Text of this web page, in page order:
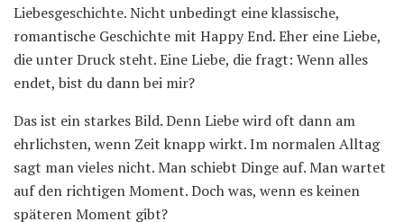
Liebesgeschichte. Nicht unbedingt eine klassische,
romantische Geschichte mit Happy End. Eher eine Liebe,
die unter Druck steht. Eine Liebe, die fragt: Wenn alles
endet, bist du dann bei mir?
Das ist ein starkes Bild. Denn Liebe wird oft dann am
ehrlichsten, wenn Zeit knapp wirkt. Im normalen Alltag
sagt man vieles nicht. Man schiebt Dinge auf. Man wartet
auf den richtigen Moment. Doch was, wenn es keinen
späteren Moment gibt?